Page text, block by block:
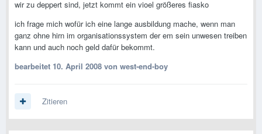
wir zu deppert sind, jetzt kommt ein vioel größeres fiasko
ich frage mich wofür ich eine lange ausbildung mache, wenn man
ganz ohne hirn im organisationssystem der em sein unwesen treiben
kann und auch noch geld dafür bekommt.
bearbeitet 10. April 2008 von west-end-boy
Zitieren